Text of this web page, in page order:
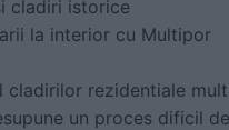
cladiri istorice
la interior cu Multipor
cladirilor rezidentiale
un proces dificil